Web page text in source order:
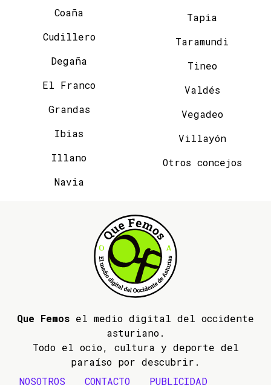
Coaña
Cudillero
Degaña
El Franco
Grandas
Ibias
Illano
Navia
Tapia
Taramundi
Tineo
Valdés
Vegadeo
Villayón
Otros concejos
Que Femos el medio digital del occidente
asturiano.
Todo el ocio, cultura y deporte del
paraíso por descubrir.
NOSOTROS
CONTACTO PUBLICIDAD